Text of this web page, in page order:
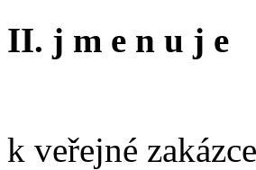
II. j m e n u j e
k veřejné